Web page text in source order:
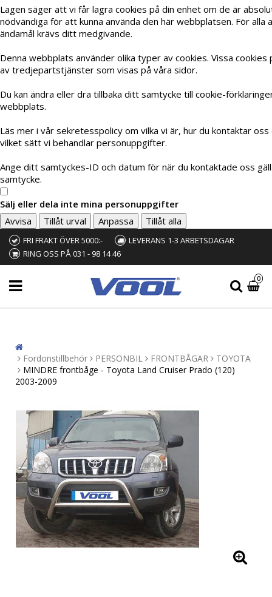
Lagen säger att vi får lagra cookies på din enhet om de är
nödvändiga för att kunna använda den här webbplatsen. För alla
ändamål krävs ditt medgivande.
Denna webbplats använder olika typer av cookies. Vissa cookies
av tredjepartstjänster som visas på våra sidor.
Du kan ändra eller dra tillbaka ditt samtycke till cookie-
webbplats.
Läs mer i vår sekretesspolicy om vilka vi är, hur du kontaktar oss
vilket sätt vi behandlar personuppgifter.
Ange ditt samtyckes-ID och datum för när du kontaktade oss
samtycke.
Sälj eller dela inte mina personuppgifter
Avvisa
Tillåt urval Anpassa Tillåt alla
FRI FRAKT ÖVER 5000:-
LEVERANS 1-3 ARBETSDAGAR
RING OSS PÅ 031 - 98 14 46
0
Fordonstillbehör PERSONBIL FRONTBÅGAR
TOYOTA
MINDRE frontbåge - Toyota Land Cruiser Prado (120)
2003-2009